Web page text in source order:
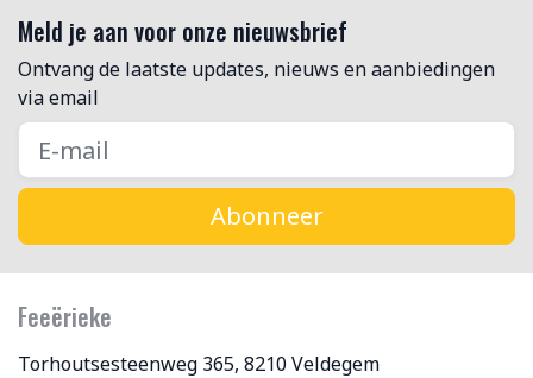
Meld je aan voor onze nieuwsbrief
Ontvang de laatste updates, nieuws en aanbiedingen
via email
Abonneer
Feeërieke
Torhoutsesteenweg 365, 8210 Veldegem